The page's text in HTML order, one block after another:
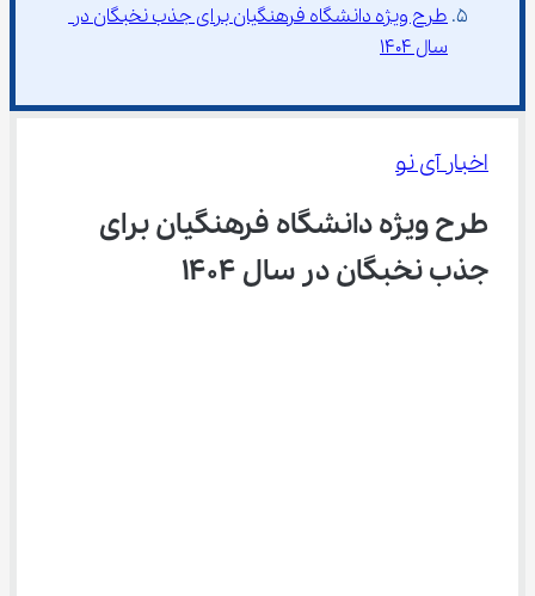
طرح ویژه دانشگاه فرهنگیان برای جذب نخبگان در
سال 1404
اخبار آی نو
طرح ویژه دانشگاه فرهنگیان برای
جذب نخبگان در سال 1404